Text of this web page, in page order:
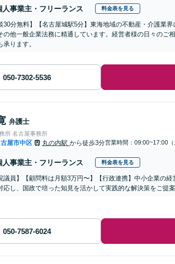
人事業主・フリーランス 料金表を見る
30分無料】【名古屋城駅5分】東海地域の不動産・介護業
の他一般企業法務に精通しています。経営者様の日々のご
ります。
弁護士
所 名古屋事務所
屋市中区 丸の内駅 から徒歩3分営業時間：09:00~17:00（
人事業主・フリーランス 料金表を見る
議員】【顧問料は月額3万円〜】【行政連携】中小企業の
応し、国政で培った知見を活かして実践的な解決策をご提